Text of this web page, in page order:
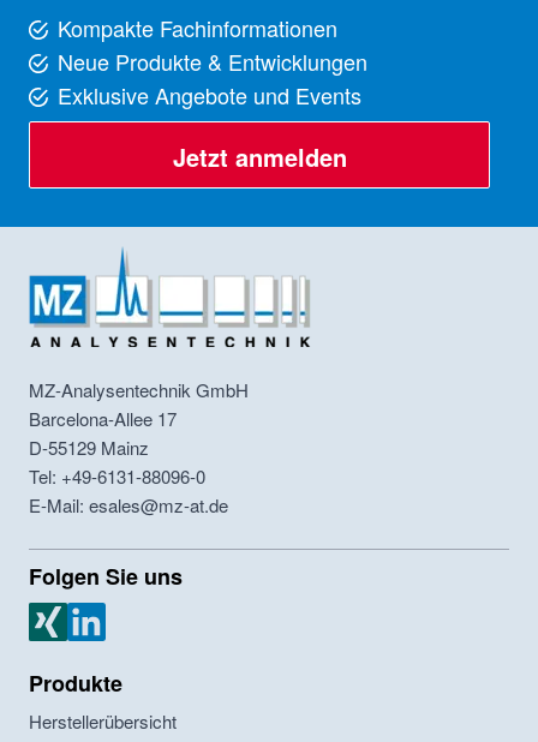
Kompakte Fachinformationen
Neue Produkte & Entwicklungen
Exklusive Angebote und Events
Jetzt anmelden
MZ-Analysentechnik GmbH
Barcelona-Allee 17
D-55129 Mainz
Tel: +49-6131-88096-0
E-Mail: esales@mz-at.de
Folgen Sie uns
MZ Analysentechnik Xing
MZ Analysentechnik LinkedIn
Produkte
Herstellerübersicht